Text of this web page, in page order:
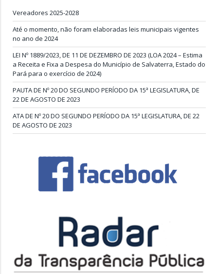
Vereadores 2025-2028
Até o momento, não foram elaboradas leis municipais vigentes
no ano de 2024
LEI Nº 1889/2023, DE 11 DE DEZEMBRO DE 2023 (LOA 2024 – Estima
a Receita e Fixa a Despesa do Município de Salvaterra, Estado do
Pará para o exercício de 2024)
PAUTA DE Nº 20 DO SEGUNDO PERÍODO DA 15ª LEGISLATURA, DE
22 DE AGOSTO DE 2023
ATA DE Nº 20 DO SEGUNDO PERÍODO DA 15ª LEGISLATURA, DE 22
DE AGOSTO DE 2023